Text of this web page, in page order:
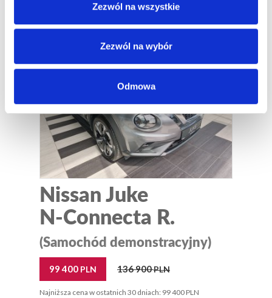
Zezwól na wszystkie
Zezwól na wybór
Odmowa
ZAPYTAJ ON-LINE SZCZEGÓŁY
Wyprzedaż
Nissan Juke
N-Connecta R.
(Samochód demonstracyjny)
99 400 PLN 136 900PLN
Najniższa cena w ostatnich 30 dniach: 99 400 PLN